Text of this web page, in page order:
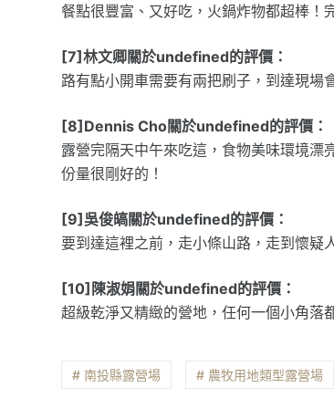
餐點很豐富、又好吃，火鍋炸物都超棒！
[7]林文卿關於undefined的評價：
路有點小開車需要有兩把刷子，到達現場
[8]Dennis Cho關於undefined的評價：
露營完隔天中午來吃這，食物美味環境漂
份量很剛好的！
[9]吳俊皜關於undefined的評價：
要到達這裡之前，走小條山路，走到懷疑
[10]陳淑娟關於undefined的評價：
超級乾淨又精緻的營地，任何一個小角落
# 南投縣露營場 # 農牧用地類型露營場